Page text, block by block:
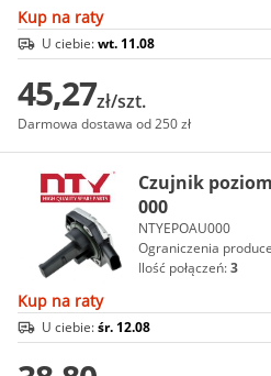
Kup na raty
U ciebie:wt. 11.08
45,27zł/szt.
Darmowa dostawa od 250 zł
Czujnik
000
NTYEPOAU000
Ograniczenia
Ilość połączeń:3
Kup na raty
U ciebie:śr. 12.08